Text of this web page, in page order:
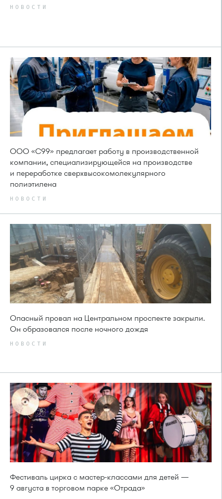
НОВОСТИ
ООО «С99» предлагает работу в производственной
компании, специализирующейся на производстве
и переработке сверхвысокомолекулярного
полиэтилена
НОВОСТИ
Опасный провал на Центральном проспекте закрыли.
Он образовался после ночного дождя
НОВОСТИ
Фестиваль цирка с мастер-классами для детей —
9 августа в торговом парке «Отрада»